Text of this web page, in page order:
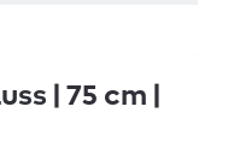
| 75 cm |